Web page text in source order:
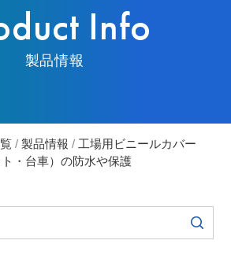
Info
製品情報
/製品情報 / 工場用ビニールカバー
ト・台車）の防水や保護